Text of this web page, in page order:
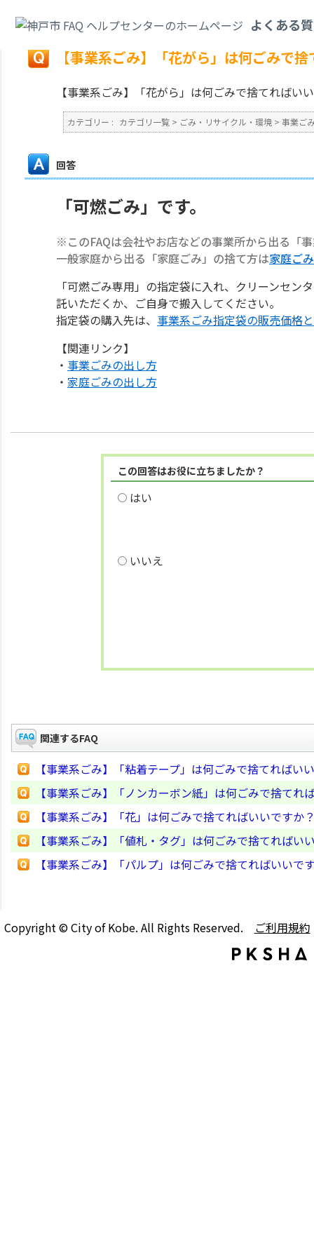
よくある
戻る
【事業系ごみ】「花がら」は何ごみで
【事業系ごみ】「花がら」は何ごみで捨てればい
カテゴリー : カテゴリ一覧 > ごみ・リサイクル・環境 > 事業ご
回答
「可燃ごみ」です。
※このFAQは会社やお店などの事業所から出る「
一般家庭から出る「家庭ごみ」の捨て方は家庭ご
「可燃ごみ専用」の指定袋に入れ、クリーンセン
託いただくか、ご自身で搬入してください。
指定袋の購入先は、 事業系ごみ指定袋の販売価格
【関連リンク】
・ 事業ごみの出し方
・ 家庭ごみの出し方
この回答はお役に立ちましたか？
はい
いいえ
関連するFAQ
【事業系ごみ】「粘着テープ」は何ごみで捨てればい
【事業系ごみ】「ノンカーボン紙」は何ごみで捨てれ
【事業系ごみ】「花」は何ごみで捨てればいいですか
【事業系ごみ】「値札・タグ」は何ごみで捨てればい
【事業系ごみ】「パルプ」は何ごみで捨てればいいで
Copyright © City of Kobe. All Rights Reserved. ご利用規約